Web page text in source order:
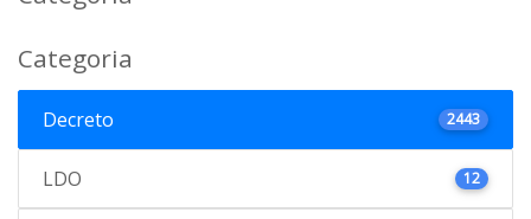
Categoria
Decreto 2443
LDO 12